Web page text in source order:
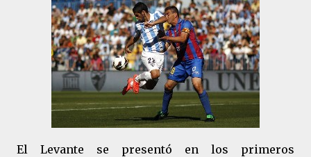
El Levante se presentó en los primeros